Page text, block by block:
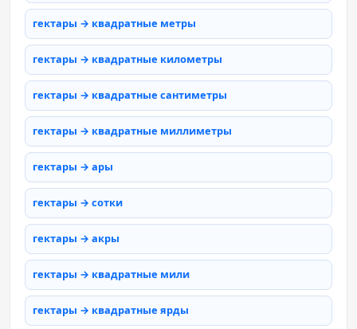
гектары → квадратные метры
гектары → квадратные километры
гектары → квадратные сантиметры
гектары → квадратные миллиметры
гектары → ары
гектары → сотки
гектары → акры
гектары → квадратные мили
гектары → квадратные ярды